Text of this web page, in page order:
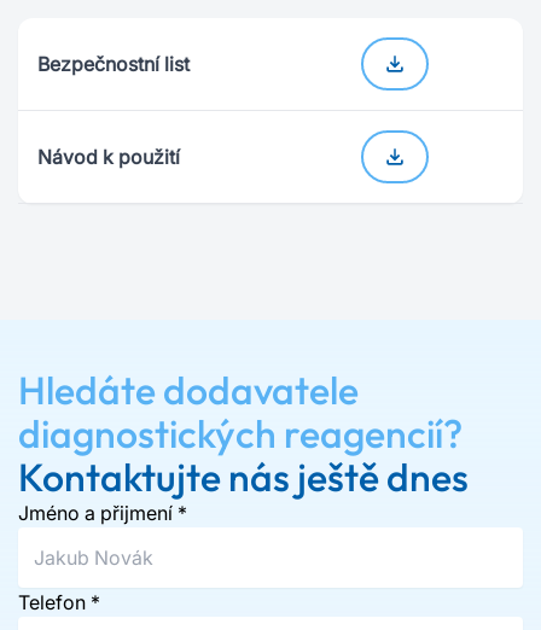
Bezpečnostní list
Návod k použití
Hledáte dodavatele
diagnostických reagencií?
Kontaktujte nás ještě dnes
Jméno a přijmení *
Telefon *